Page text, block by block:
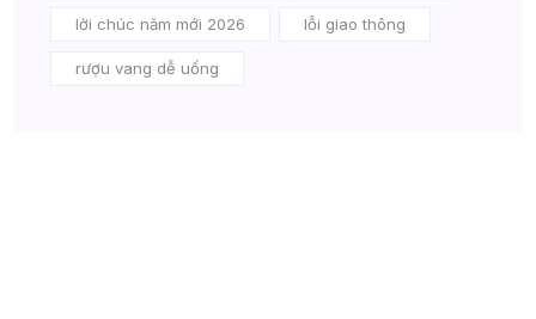
lời chúc năm mới 2026 lỗi giao thông
rượu vang dễ uống